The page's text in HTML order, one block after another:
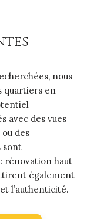
nous
quartiers en
avec des vues
des
sont
rénovation haut
également
l’authenticité.